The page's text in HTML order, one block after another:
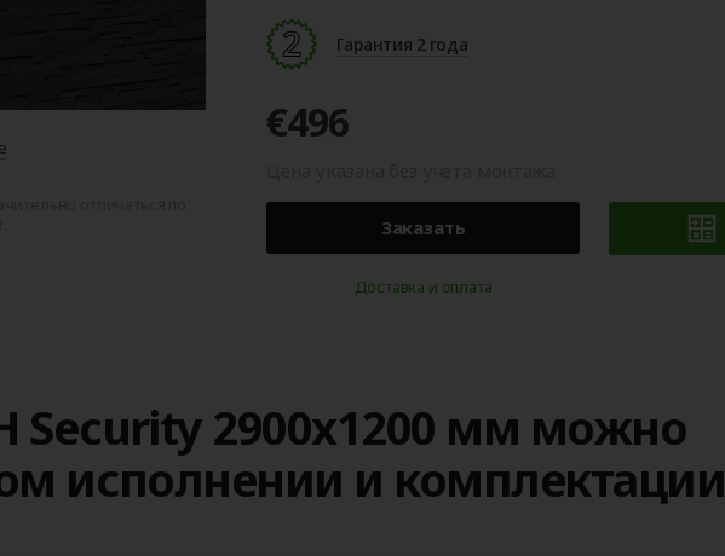
Гарантия 2 года
€496
Заказать
Доставка и оплата
Security 2900x1200 мм можно
исполнении и комплектации